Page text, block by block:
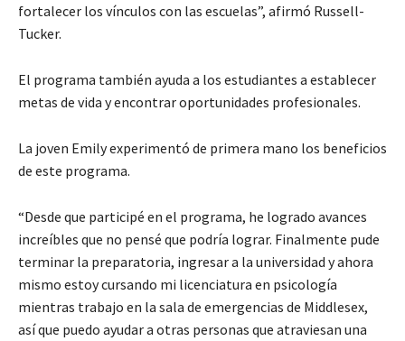
fortalecer los vínculos con las escuelas”, afirmó Russell-
Tucker.
El programa también ayuda a los estudiantes a establecer
metas de vida y encontrar oportunidades profesionales.
La joven Emily experimentó de primera mano los beneficios
de este programa.
“Desde que participé en el programa, he logrado avances
increíbles que no pensé que podría lograr. Finalmente pude
terminar la preparatoria, ingresar a la universidad y ahora
mismo estoy cursando mi licenciatura en psicología
mientras trabajo en la sala de emergencias de Middlesex,
así que puedo ayudar a otras personas que atraviesan una